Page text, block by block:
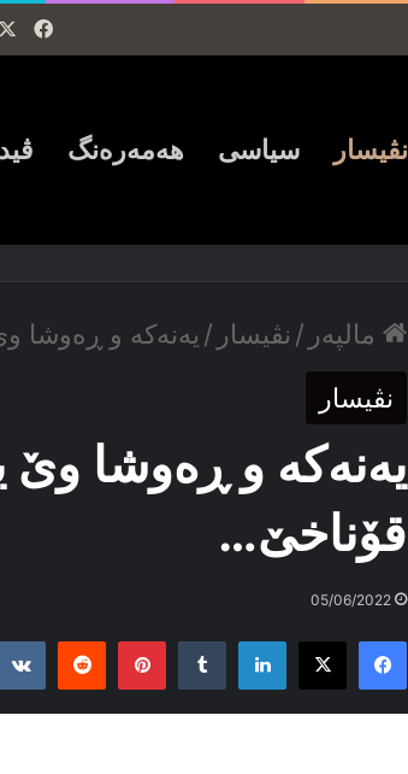
نڤیسار سیاسی ھەمەرەنگ
مالپەر / نڤیسار / یەنەکە و ڕه‌وشا
نڤیسار
یەنەکە و ڕه‌وشا
قۆناخێ…
05/06/2022
Facebook
X
LinkedIn
Tumblr
Pinterest